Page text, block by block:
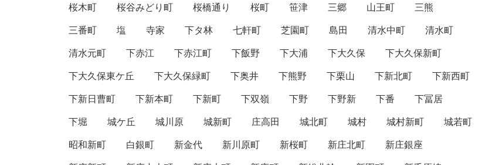
桜木町
桜谷みどり町 桜橋通り 桜町 笹津 三郷 山王町
三熊
三番町
塩 寺家 下タ林 七軒町 芝園町 島田 清水中町
清水町
清水元町
下赤江 下赤江町 下飯野 下大浦 下大久保
下大久保新町
下大久保東ケ丘
下大久保緑町 下奥井 下熊野 下栗山 下新北町
下新西町
下新日曹町
下新本町 下新町 下双嶺 下野 下野新 下番
下冨居
下堀
城ケ丘 城川原 城新町 庄高田 城北町 城村 城村新町
城若町
昭和新町
白銀町 新金代 新川原町 新桜町 新庄北町
新庄銀座